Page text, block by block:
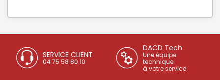
SERVICE CLIENT
04 75 58 80 10
DACD Tech
Une équipe
technique
à votre service